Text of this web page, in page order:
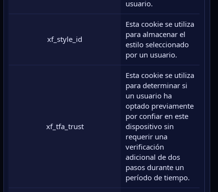
usuario.
xf_style_id
Esta cookie se utiliza
para almacenar el
estilo seleccionado
por un usuario.
xf_tfa_trust
Esta cookie se utiliza
para determinar si
un usuario ha
optado previamente
por confiar en este
dispositivo sin
requerir una
verificación
adicional de dos
pasos durante un
período de tiempo.